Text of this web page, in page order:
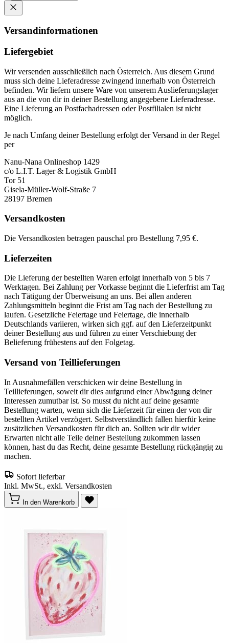
Versandinformationen
Liefergebiet
Wir versenden ausschließlich nach Österreich. Aus diesem Grund
muss sich deine Lieferadresse zwingend innerhalb von Österreich
befinden. Wir liefern unsere Ware von unserem Auslieferungslager
aus an die von dir in deiner Bestellung angegebene Lieferadresse.
Eine Lieferung an Postfachadressen oder Postfilialen ist nicht
möglich.
Je nach Umfang deiner Bestellung erfolgt der Versand in der Regel
per
Nanu-Nana Onlineshop 1429
c/o L.I.T. Lager & Logistik GmbH
Tor 51
Gisela-Müller-Wolf-Straße 7
28197 Bremen
Versandkosten
Die Versandkosten betragen pauschal pro Bestellung 7,95 €.
Lieferzeiten
Die Lieferung der bestellten Waren erfolgt innerhalb von 5 bis 7
Werktagen. Bei Zahlung per Vorkasse beginnt die Lieferfrist am Tag
nach Tätigung der Überweisung an uns. Bei allen anderen
Zahlungsmitteln beginnt die Frist am Tag nach der Bestellung zu
laufen. Gesetzliche Feiertage und Feiertage, die innerhalb
Deutschlands variieren, wirken sich ggf. auf den Lieferzeitpunkt
deiner Bestellung aus und führen zu einer Verschiebung der
Belieferung frühestens auf den Folgetag.
Versand von Teillieferungen
In Ausnahmefällen verschicken wir deine Bestellung in
Teillieferungen, soweit dir dies aufgrund einer Abwägung deiner
Interessen zumutbar ist. So musst du nicht auf deine gesamte
Bestellung warten, wenn sich die Lieferzeit für einen der von dir
bestellten Artikel verzögert. Selbstverständlich fallen hierfür keine
zusätzlichen Versandkosten für dich an. Sollten wir dir wider
Erwarten nicht alle Teile deiner Bestellung zukommen lassen
können, hast du das Recht, deine gesamte Bestellung rückgängig zu
machen.
Sofort lieferbar
Inkl. MwSt., exkl. Versandkosten
In den Warenkorb